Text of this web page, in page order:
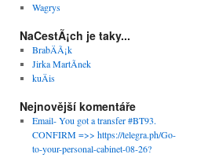
Wagrys
NaCestÃ¡ch je taky...
BrabÄÃ¡k
Jirka MartÃ­nek
kuÄis
Nejnovější komentáře
Email- You got a transfer #BT93.
CONFIRM =>> https://telegra.ph/Go-
to-your-personal-cabinet-08-26?